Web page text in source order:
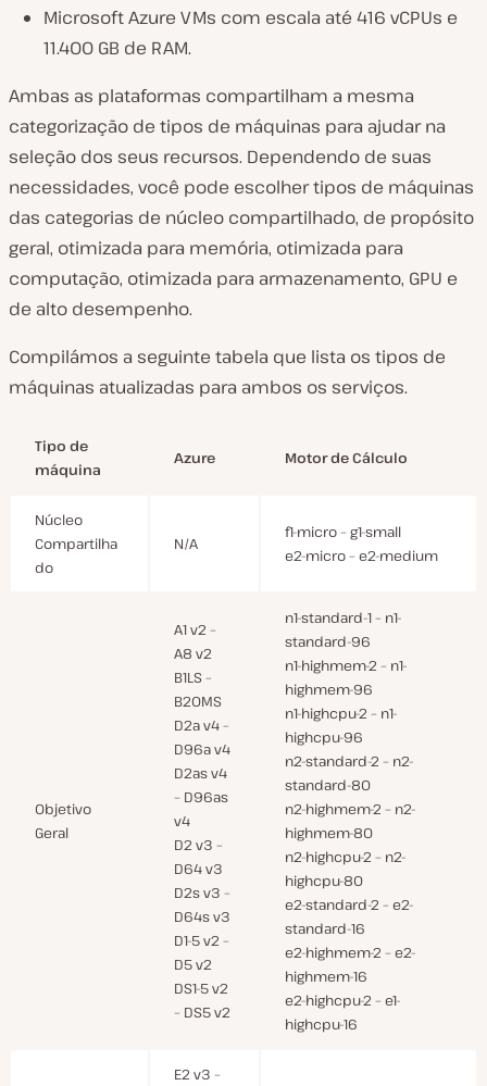
Microsoft Azure VMs com escala até 416 vCPUs e
11.400 GB de RAM.
Ambas as plataformas compartilham a mesma
categorização de tipos de máquinas para ajudar na
seleção dos seus recursos. Dependendo de suas
necessidades, você pode escolher tipos de máquinas
das categorias de núcleo compartilhado, de propósito
geral, otimizada para memória, otimizada para
computação, otimizada para armazenamento, GPU e
de alto desempenho.
Compilámos a seguinte tabela que lista os tipos de
máquinas atualizadas para ambos os serviços.
Tipo de
máquina
Azure Motor de Cálculo
Núcleo
Compartilha
do
N/A
f1-micro – g1-small
e2-micro – e2-medium
Objetivo
Geral
A1 v2 –
A8 v2
B1LS –
B20MS
D2a v4 –
D96a v4
D2as v4
– D96as
v4
D2 v3 –
D64 v3
D2s v3 –
D64s v3
D1-5 v2 –
D5 v2
DS1-5 v2
– DS5 v2
n1-standard-1 – n1-
standard-96
n1-highmem-2 – n1-
highmem-96
n1-highcpu-2 – n1-
highcpu-96
n2-standard-2 – n2-
standard-80
n2-highmem-2 – n2-
highmem-80
n2-highcpu-2 – n2-
highcpu-80
e2-standard-2 – e2-
standard-16
e2-highmem-2 – e2-
highmem-16
e2-highcpu-2 – e1-
highcpu-16
E2 v3 –